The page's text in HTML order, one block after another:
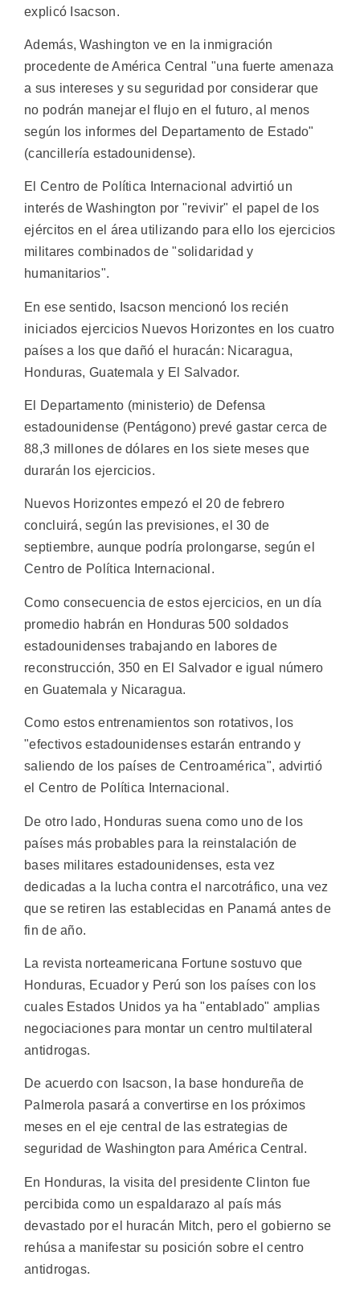
explicó Isacson.
Además, Washington ve en la inmigración
procedente de América Central "una fuerte amenaza
a sus intereses y su seguridad por considerar que
no podrán manejar el flujo en el futuro, al menos
según los informes del Departamento de Estado"
(cancillería estadounidense).
El Centro de Política Internacional advirtió un
interés de Washington por "revivir" el papel de los
ejércitos en el área utilizando para ello los ejercicios
militares combinados de "solidaridad y
humanitarios".
En ese sentido, Isacson mencionó los recién
iniciados ejercicios Nuevos Horizontes en los cuatro
países a los que dañó el huracán: Nicaragua,
Honduras, Guatemala y El Salvador.
El Departamento (ministerio) de Defensa
estadounidense (Pentágono) prevé gastar cerca de
88,3 millones de dólares en los siete meses que
durarán los ejercicios.
Nuevos Horizontes empezó el 20 de febrero
concluirá, según las previsiones, el 30 de
septiembre, aunque podría prolongarse, según el
Centro de Política Internacional.
Como consecuencia de estos ejercicios, en un día
promedio habrán en Honduras 500 soldados
estadounidenses trabajando en labores de
reconstrucción, 350 en El Salvador e igual número
en Guatemala y Nicaragua.
Como estos entrenamientos son rotativos, los
"efectivos estadounidenses estarán entrando y
saliendo de los países de Centroamérica", advirtió
el Centro de Política Internacional.
De otro lado, Honduras suena como uno de los
países más probables para la reinstalación de
bases militares estadounidenses, esta vez
dedicadas a la lucha contra el narcotráfico, una vez
que se retiren las establecidas en Panamá antes de
fin de año.
La revista norteamericana Fortune sostuvo que
Honduras, Ecuador y Perú son los países con los
cuales Estados Unidos ya ha "entablado" amplias
negociaciones para montar un centro multilateral
antidrogas.
De acuerdo con Isacson, la base hondureña de
Palmerola pasará a convertirse en los próximos
meses en el eje central de las estrategias de
seguridad de Washington para América Central.
En Honduras, la visita del presidente Clinton fue
percibida como un espaldarazo al país más
devastado por el huracán Mitch, pero el gobierno se
rehúsa a manifestar su posición sobre el centro
antidrogas.